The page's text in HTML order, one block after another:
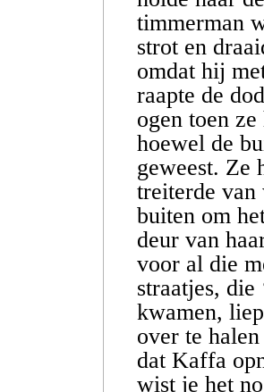
timmerman
strot en
omdat hij
raapte de
ogen toen
hoewel de
geweest. Ze
treiterde van
buiten om
deur van
voor al die
straatjes,
kwamen,
over te
dat Kaffa
wist je het